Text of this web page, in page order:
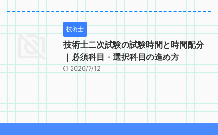
技術士
技術士二次試験の試験時間と時間配分
｜必須科目・選択科目の進め方
2026/7/12